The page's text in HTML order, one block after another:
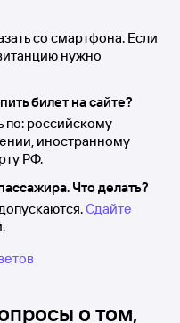
со смартфона. Если
нужно
билет на сайте?
по: российскому
иностранному
РФ.
Что делать?
Сдайте
о том,